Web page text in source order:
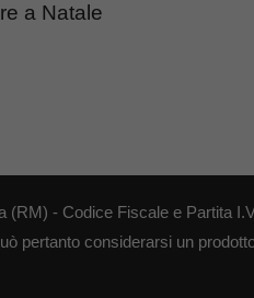
a Natale
- Codice Fiscale e Partita
pertanto considerarsi un